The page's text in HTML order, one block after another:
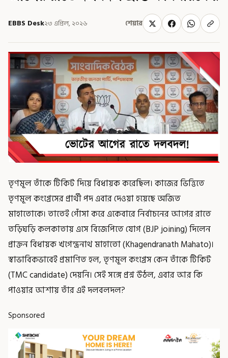
EBBS Desk২৩ এপ্রিল, ২০২৬ শেয়ার
তৃণমূল তাঁকে টিকিট দিয়ে বিধায়ক করেছিল। কাজের ভিত্তিতে
তৃণমূল কংগ্রেসের প্রার্থী পদ এবার দেওয়া হয়েছে অজিত
মাহাতোকে। তাতেই গোঁসা করে একেবারে নির্বাচনের আগের রাতে
তড়িঘড়ি কলকাতায় এসে বিজেপিতে যোগ (BJP joining) দিলেন
প্রাক্তন বিধায়ক খগেন্দ্রনাথ মাহাতো (Khagendranath Mahato)।
স্বাভাবিকভাবেই প্রমাণিত হল, তৃণমূল কংগ্রেস কেন তাঁকে টিকিট
(TMC candidate) দেয়নি। সেই সঙ্গে প্রশ্ন উঠল, এবার আর কি
পাওয়ার আশায় তাঁর এই দলবলদল?
Sponsored